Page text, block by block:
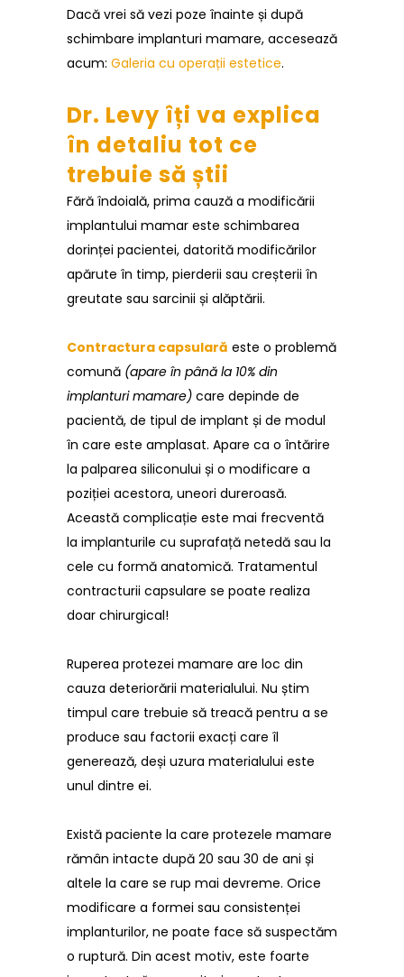
Dacă vrei să vezi poze înainte și după
schimbare implanturi mamare, accesează
acum: Galeria cu operații estetice.
Dr. Levy îți va explica
în detaliu tot ce
trebuie să știi
Fără îndoială, prima cauză a modificării
implantului mamar este schimbarea
dorinței pacientei, datorită modificărilor
apărute în timp, pierderii sau creșterii în
greutate sau sarcinii și alăptării.
Contractura capsulară este o problemă
comună (apare în până la 10% din
implanturi mamare) care depinde de
pacientă, de tipul de implant și de modul
în care este amplasat. Apare ca o întărire
la palparea siliconului și o modificare a
poziției acestora, uneori dureroasă.
Această complicație este mai frecventă
la implanturile cu suprafață netedă sau la
cele cu formă anatomică. Tratamentul
contracturii capsulare se poate realiza
doar chirurgical!
Ruperea protezei mamare are loc din
cauza deteriorării materialului. Nu știm
timpul care trebuie să treacă pentru a se
produce sau factorii exacți care îl
generează, deși uzura materialului este
unul dintre ei.
Există paciente la care protezele mamare
rămân intacte după 20 sau 30 de ani și
altele la care se rup mai devreme. Orice
modificare a formei sau consistenței
implanturilor, ne poate face să suspectăm
o ruptură. Din acest motiv, este foarte